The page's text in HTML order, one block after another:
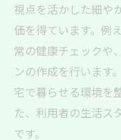
視点を活かした細や
価を得ています。例
常の健康チェックや
ンの作成を行います
宅で暮らせる環境を
た、利用者の生活ス
です。